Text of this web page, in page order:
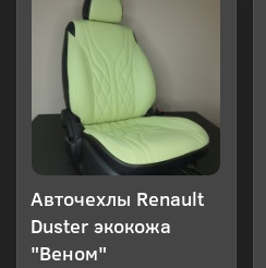
Авточехлы Renault
Duster экокожа
"Веном"